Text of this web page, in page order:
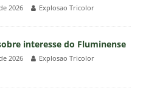
2026 Explosao Tricolor
interesse do Fluminense
2026 Explosao Tricolor